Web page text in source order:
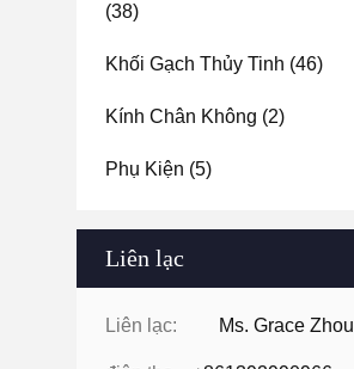
(38)
Khối Gạch Thủy Tinh (46)
Kính Chân Không (2)
Phụ Kiện (5)
Liên lạc
Liên lạc: Ms. Grace Zhou